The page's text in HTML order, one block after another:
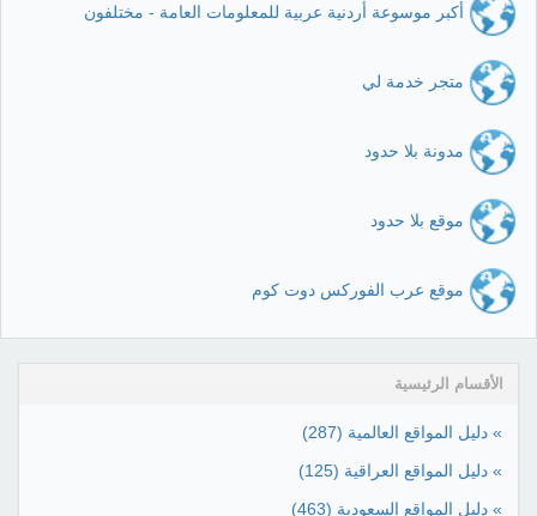
أكبر موسوعة أردنية عربية للمعلومات العامة - مختلفون
متجر خدمة لي
مدونة بلا حدود
موقع بلا حدود
موقع عرب الفوركس دوت كوم
الأقسام الرئيسية
» دليل المواقع العالمية (287)
» دليل المواقع العراقية (125)
» دليل المواقع السعودية (463)